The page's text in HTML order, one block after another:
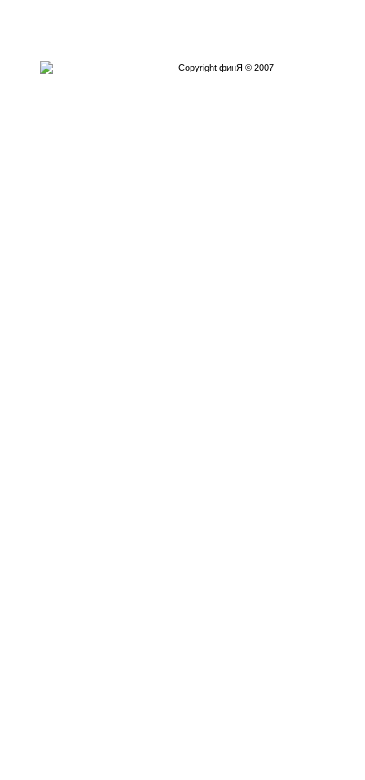
Copyright финЯ © 2007